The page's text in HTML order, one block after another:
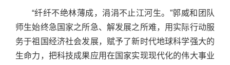
“纤纤不绝林薄成，涓涓不止江河生。”郭威和团队
师生始终急国家之所急、解发展之所难，用实际行动服
务于祖国经济社会发展，赋予了新时代地球科学强大的
生命力，把科技成果应用在国家实现现代化的伟大事业